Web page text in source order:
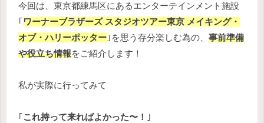
今回は、東京都練馬区にあるエンターテインメント施設
｢ワーナーブラザーズ スタジオツアー東京 メイキング・
オブ・ハリーポッター ｣を思う存分楽しむ為の、 事前準備
や役立ち情報をご紹介します！
私が実際に行ってみて
｢これ持って来ればよかった〜！ ｣